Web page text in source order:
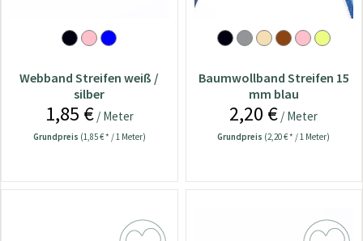
Webband Streifen weiß /
silber
1,85 €/ Meter
Grundpreis (1,85 € * / 1 Meter)
Baumwollband Streifen 15
mm blau
2,20 € / Meter
Grundpreis (2,20 € * / 1 Meter)